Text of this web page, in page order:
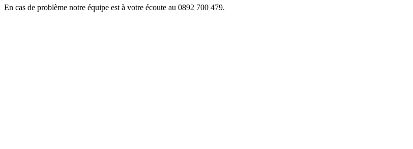
En cas de problème notre équipe est à votre écoute au 0892 700 479.